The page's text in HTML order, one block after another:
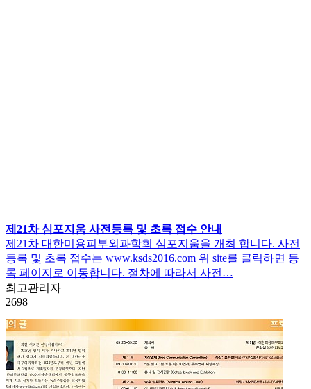
제21차 심포지움 사전등록 및 초록 접수 안내
제21차 대한미용피부외과학회 심포지움을 개최 합니다. 사전
등록 및 초록 접수는 www.ksds2016.com 위 site를 클릭하면 등
록 페이지로 이동합니다. 절차에 따라서 사전…
최고관리자
2698